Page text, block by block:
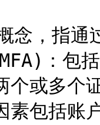
念，指通
：包
个或多个
素包括账